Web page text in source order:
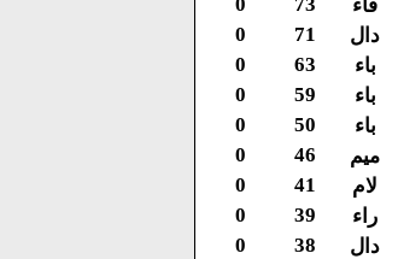
فاء
دال 71
0
باء 63
0
باء 59
0
باء 50
0
ميم 46
0
لام 41
0
راء 39
0
دال 38
0